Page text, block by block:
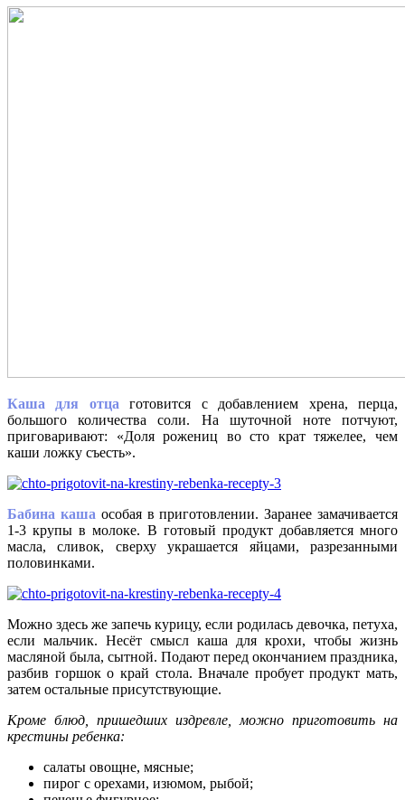
Каша для отца готовится с добавлением хрена, перца,
большого количества соли. На шуточной ноте потчуют,
приговаривают: «Доля рожениц во сто крат тяжелее, чем
каши ложку съесть».
Бабина каша особая в приготовлении. Заранее замачивается
1-3 крупы в молоке. В готовый продукт добавляется много
масла, сливок, сверху украшается яйцами, разрезанными
половинками.
Можно здесь же запечь курицу, если родилась девочка, петуха,
если мальчик. Несёт смысл каша для крохи, чтобы жизнь
масляной была, сытной. Подают перед окончанием праздника,
разбив горшок о край стола. Вначале пробует продукт мать,
затем остальные присутствующие.
Кроме блюд, пришедших издревле, можно приготовить на
крестины ребенка:
салаты овощне, мясные;
пирог с орехами, изюмом, рыбой;